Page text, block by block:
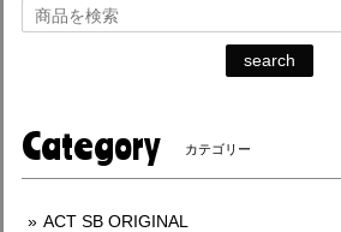
search
Category カテゴリー
ACT SB ORIGINAL